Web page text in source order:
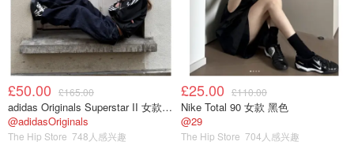
£50.00 £165.00
adidas Originals Superstar II 女款串珠休闲鞋 黑色
@adidasOriginals
The Hip Store 748人感兴趣
£25.00 £110.00
Nike Total 90 女款 黑色
@29
The Hip Store 704人感兴趣